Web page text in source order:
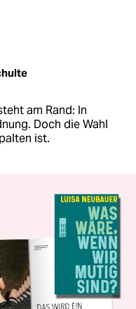
am Rand: In
Doch die Wahl
ist.